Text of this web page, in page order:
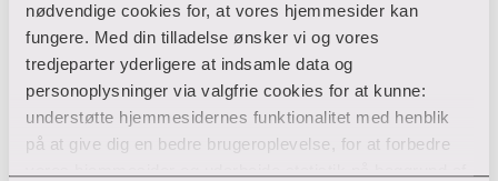
nødvendige cookies for, at vores hjemmesider kan
fungere. Med din tilladelse ønsker vi og vores
tredjeparter yderligere at indsamle data og
personoplysninger via valgfrie cookies for at kunne:
understøtte hjemmesidernes funktionalitet med henblik
på at give dig en bedre brugeroplevelse, for at forbedre